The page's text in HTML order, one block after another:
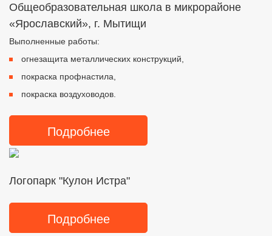
Общеобразовательная школа в микрорайоне
«Ярославский», г. Мытищи
Выполненные работы:
огнезащита металлических конструкций,
покраска профнастила,
покраска воздуховодов.
Подробнее
Логопарк "Кулон Истра"
Подробнее